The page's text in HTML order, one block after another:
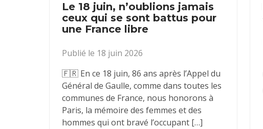
Le 18 juin, n’oublions jamais
ceux qui se sont battus pour
une France libre
Publié le 18 juin 2026
🇫🇷 En ce 18 juin, 86 ans après l’Appel du
Général de Gaulle, comme dans toutes les
communes de France, nous honorons à
Paris, la mémoire des femmes et des
hommes qui ont bravé l’occupant […]